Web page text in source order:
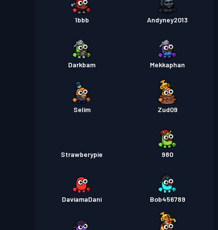
1bbb Andyney2013
Darkbam Mekkaphan
SeIim Zud09
Strawberypie 980
DaviamaDani Bob456789